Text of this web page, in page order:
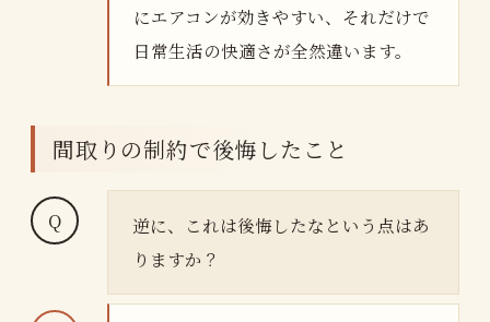
にエアコンが効きやすい、それだけで
日常生活の快適さが全然違います。
間取りの制約で後悔したこと
逆に、これは後悔したなという点はあ
りますか？